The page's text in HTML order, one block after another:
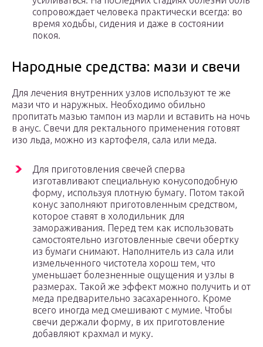
сопровождает человека практически всегда: во
время ходьбы, сидения и даже в состоянии
покоя.
Народные средства: мази и свечи
Для лечения внутренних узлов используют те же
мази что и наружных. Необходимо обильно
пропитать мазью тампон из марли и вставить на ночь
в анус. Свечи для ректального применения готовят
изо льда, можно из картофеля, сала или меда.
Для приготовления свечей сперва
изготавливают специальную конусоподобную
форму, используя плотную бумагу. Потом такой
конус заполняют приготовленным средством,
которое ставят в холодильник для
замораживания. Перед тем как использовать
самостоятельно изготовленные свечи обертку
из бумаги снимают. Наполнитель из сала или
измельченного чистотела хорош тем, что
уменьшает болезненные ощущения и узлы в
размерах. Такой же эффект можно получить и от
меда предварительно засахаренного. Кроме
всего иногда мед смешивают с мумие. Чтобы
свечи держали форму, в их приготовление
добавляют крахмал и муку.